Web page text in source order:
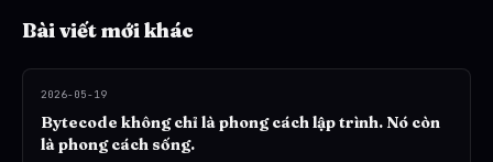
Bài viết mới khác
2026-05-19
Bytecode không chỉ là phong cách lập trình. Nó còn
là phong cách sống.